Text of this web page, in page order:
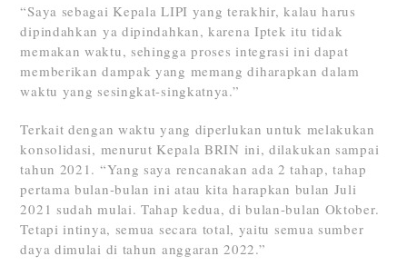
“Saya sebagai Kepala LIPI yang terakhir, kalau harus
dipindahkan ya dipindahkan, karena Iptek itu tidak
memakan waktu, sehingga proses integrasi ini dapat
memberikan dampak yang memang diharapkan dalam
waktu yang sesingkat-singkatnya.”
Terkait dengan waktu yang diperlukan untuk melakukan
konsolidasi, menurut Kepala BRIN ini, dilakukan sampai
tahun 2021. “Yang saya rencanakan ada 2 tahap, tahap
pertama bulan-bulan ini atau kita harapkan bulan Juli
2021 sudah mulai. Tahap kedua, di bulan-bulan Oktober.
Tetapi intinya, semua secara total, yaitu semua sumber
daya dimulai di tahun anggaran 2022.”